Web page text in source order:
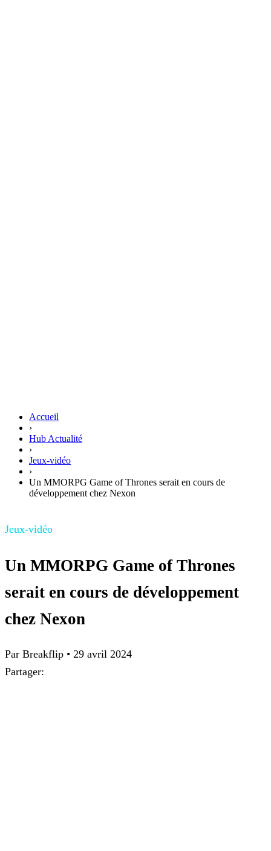
Accueil
›
Hub Actualité
›
Jeux-vidéo
›
Un MMORPG Game of Thrones serait en cours de
développement chez Nexon
Jeux-vidéo
Un MMORPG Game of Thrones
serait en cours de développement
chez Nexon
Par Breakflip • 29 avril 2024
Partager: